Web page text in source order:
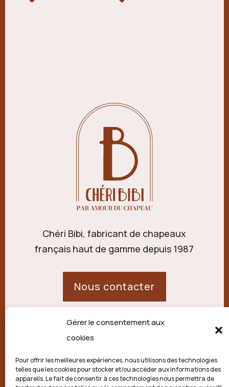
Gérer le consentement aux
cookies
Pour offrir les meilleures expériences, nous utilisons des technologies
telles que les cookies pour stocker et/ou accéder aux informations des
appareils. Le fait de consentir à ces technologies nous permettra de
Chéri Bibi, fabricant de chapeaux
français haut de gamme depuis 1987
Nous contacter
21 route de Palisse,
Politique de confidentialité